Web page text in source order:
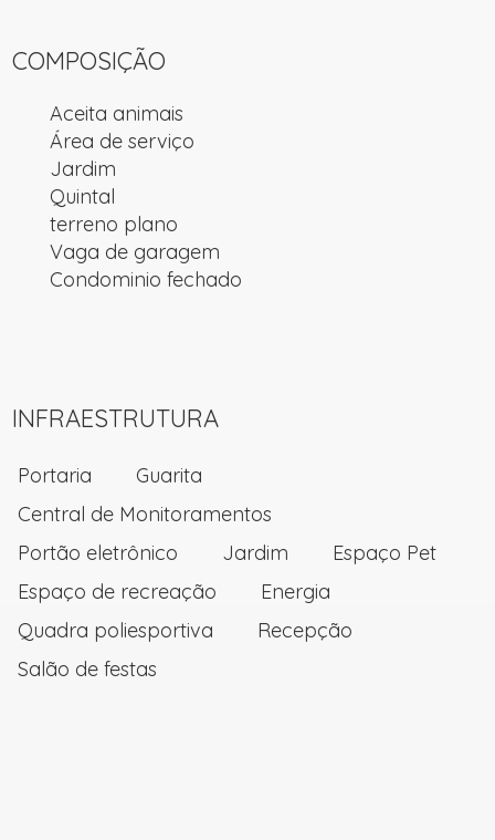
COMPOSIÇÃO
Aceita animais
Área de serviço
Jardim
Quintal
terreno plano
Vaga de garagem
Condominio fechado
INFRAESTRUTURA
Portaria
Guarita
Central de Monitoramentos
Portão eletrônico
Jardim
Espaço Pet
Espaço de recreação
Energia
Quadra poliesportiva
Recepção
Salão de festas